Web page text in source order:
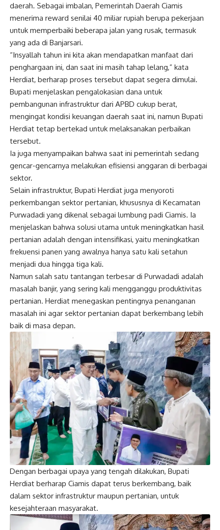
daerah. Sebagai imbalan, Pemerintah Daerah Ciamis
menerima reward senilai 40 miliar rupiah berupa pekerjaan
untuk memperbaiki beberapa jalan yang rusak, termasuk
yang ada di Banjarsari.
“Insyallah tahun ini kita akan mendapatkan manfaat dari
penghargaan ini, dan saat ini masih tahap lelang,” kata
Herdiat, berharap proses tersebut dapat segera dimulai.
Bupati menjelaskan pengalokasian dana untuk
pembangunan infrastruktur dari APBD cukup berat,
mengingat kondisi keuangan daerah saat ini, namun Bupati
Herdiat tetap bertekad untuk melaksanakan perbaikan
tersebut.
Ia juga menyampaikan bahwa saat ini pemerintah sedang
gencar-gencarnya melakukan efisiensi anggaran di berbagai
sektor.
Selain infrastruktur, Bupati Herdiat juga menyoroti
perkembangan sektor pertanian, khususnya di Kecamatan
Purwadadi yang dikenal sebagai lumbung padi Ciamis. Ia
menjelaskan bahwa solusi utama untuk meningkatkan hasil
pertanian adalah dengan intensifikasi, yaitu meningkatkan
frekuensi panen yang awalnya hanya satu kali setahun
menjadi dua hingga tiga kali.
Namun salah satu tantangan terbesar di Purwadadi adalah
masalah banjir, yang sering kali mengganggu produktivitas
pertanian. Herdiat menegaskan pentingnya penanganan
masalah ini agar sektor pertanian dapat berkembang lebih
baik di masa depan.
Dengan berbagai upaya yang tengah dilakukan, Bupati
Herdiat berharap Ciamis dapat terus berkembang, baik
dalam sektor infrastruktur maupun pertanian, untuk
kesejahteraan masyarakat.